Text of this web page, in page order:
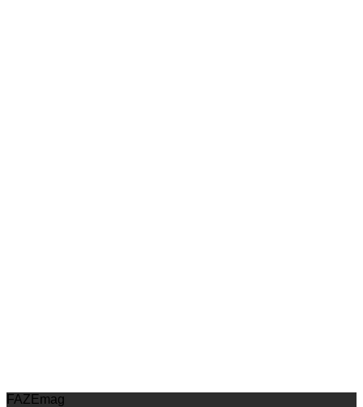
FAZEmag